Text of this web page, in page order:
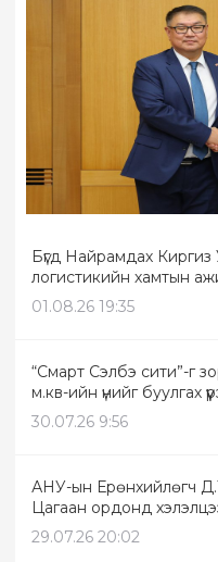
Бүгд Найрамдах
логистикийн хамтын
01.08.26 19:35
“Смарт Сэлбэ сити”-г
м.кв-ийн үнийг буулгах
30.07.26 9:56
АНУ-ын Ерөнхийлөгч
Цагаан ордонд
29.07.26 20:02